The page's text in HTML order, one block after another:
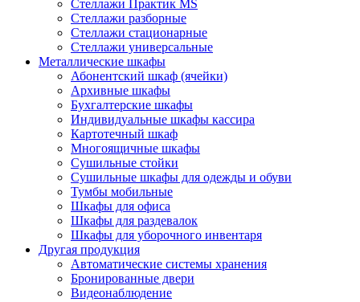
Стеллажи Практик MS
Стеллажи разборные
Стеллажи стационарные
Стеллажи универсальные
Металлические шкафы
Абонентский шкаф (ячейки)
Архивные шкафы
Бухгалтерские шкафы
Индивидуальные шкафы кассира
Картотечный шкаф
Многоящичные шкафы
Сушильные стойки
Сушильные шкафы для одежды и обуви
Тумбы мобильные
Шкафы для офиса
Шкафы для раздевалок
Шкафы для уборочного инвентаря
Другая продукция
Автоматические системы хранения
Бронированные двери
Видеонаблюдение